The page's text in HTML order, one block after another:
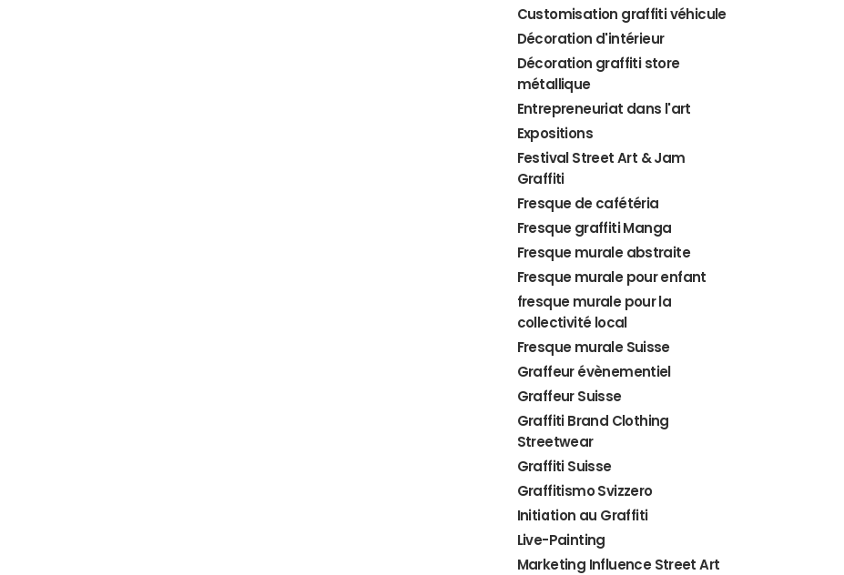
Customisation graffiti véhicule
Décoration d'intérieur
Décoration graffiti store
métallique
Entrepreneuriat dans l'art
Expositions
Festival Street Art & Jam
Graffiti
Fresque de cafétéria
Fresque graffiti Manga
Fresque murale abstraite
Fresque murale pour enfant
fresque murale pour la
collectivité local
Fresque murale Suisse
Graffeur évènementiel
Graffeur Suisse
Graffiti Brand Clothing
Streetwear
Graffiti Suisse
Graffitismo Svizzero
Initiation au Graffiti
Live-Painting
Marketing Influence Street Art